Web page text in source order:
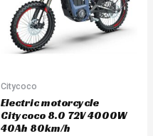
Citycoco
Electric motorcycle
Citycoco 8.0 72V 4000W
40Ah 80km/h